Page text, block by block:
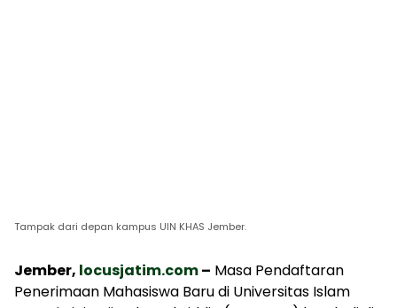
Tampak dari depan kampus UIN KHAS Jember.
Jember, locusjatim.com– Masa Pendaftaran
Penerimaan Mahasiswa Baru di Universitas Islam